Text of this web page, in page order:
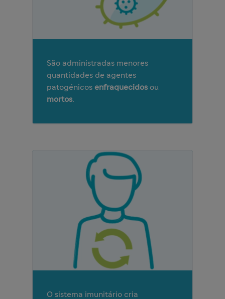
São administradas menores
quantidades de agentes
patogénicos enfraquecidosou
mortos.
O sistema imunitário cria